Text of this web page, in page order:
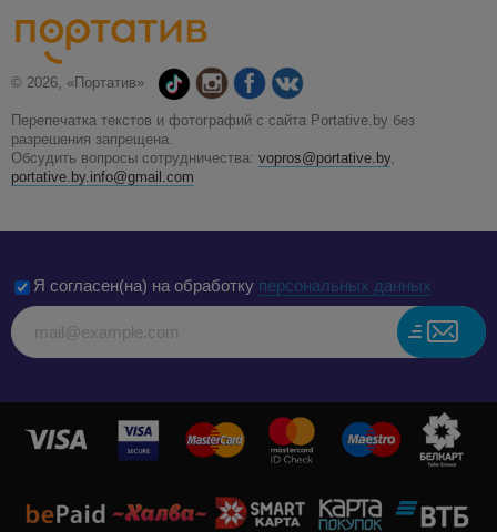
© 2026, «Портатив»
Перепечатка текстов и фотографий с сайта Portative.by без
разрешения запрещена.
Обсудить вопросы сотрудничества: vopros@portative.by,
portative.by.info@gmail.com
Я согласен(на) на обработку персональных данных